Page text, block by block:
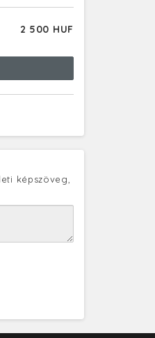
2 500 HUF
képszöveg,